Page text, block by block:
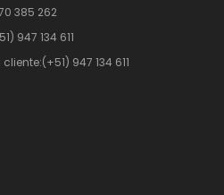
385 262
947 134 611
947 134 611